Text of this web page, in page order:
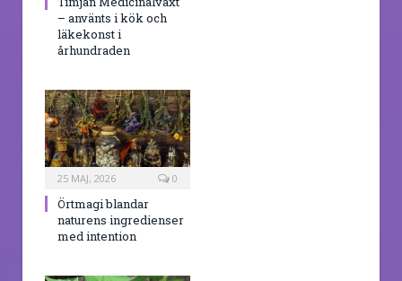
– använts i kök och
läkekonst i
århundraden
25 MAJ, 2026 0
Örtmagi blandar
naturens ingredienser
med intention